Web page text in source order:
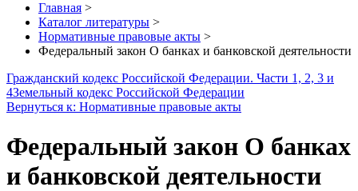
Главная >
Каталог литературы >
Нормативные правовые акты >
Федеральный закон О банках и банковской деятельности
Гражданский кодекс Российской Федерации. Части 1, 2, 3 и
4Земельный кодекс Российской Федерации
Вернуться к: Нормативные правовые акты
Федеральный закон О банках
и банковской деятельности